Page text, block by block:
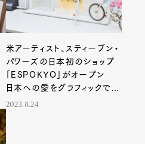
米アーティスト、スティーブン・
パワーズの日本初のショップ
「ESPOKYO」がオープン
日本への愛をグラフィックで表
現
2023.8.24